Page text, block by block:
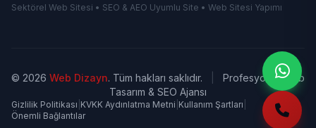
Sektörel Web Sitesi • SEO & AEO Uyumlu Site • Web Sitesi Yapımı
© 2026 Web Dizayn. Tüm hakları saklıdır.
Profesyonel Web
Tasarım & SEO Ajansı
Gizlilik Politikası KVKK Aydınlatma Metni Kullanım Şartları
Önemli Bağlantılar